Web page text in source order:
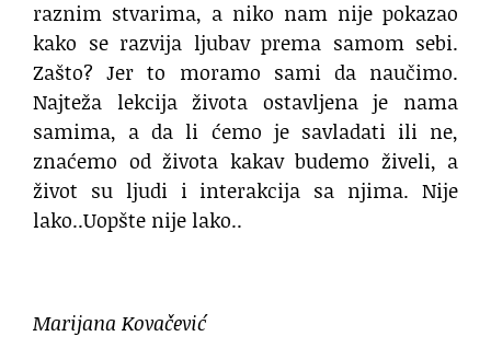
raznim stvarima, a niko nam nije pokazao
kako se razvija ljubav prema samom sebi.
Zašto? Jer to moramo sami da naučimo.
Najteža lekcija života ostavljena je nama
samima, a da li ćemo je savladati ili ne,
znaćemo od života kakav budemo živeli, a
život su ljudi i interakcija sa njima. Nije
lako..Uopšte nije lako..
Marijana Kovačević